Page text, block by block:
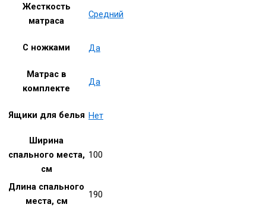
Жесткость
матраса
Средний
С ножками Да
Матрас в
комплекте
Да
Ящики для белья Нет
Ширина
спального места,
см
100
Длина спального
места, см
190